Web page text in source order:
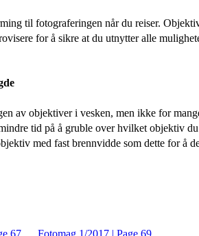
til fotograferingen når du reiser.
for å sikre at du utnytter alle
av objektiver i vesken, men ikke for
tid på å gruble over hvilket objektiv
med fast brennvidde som dette for å
67 Fotomag 1/2017 | Page 69